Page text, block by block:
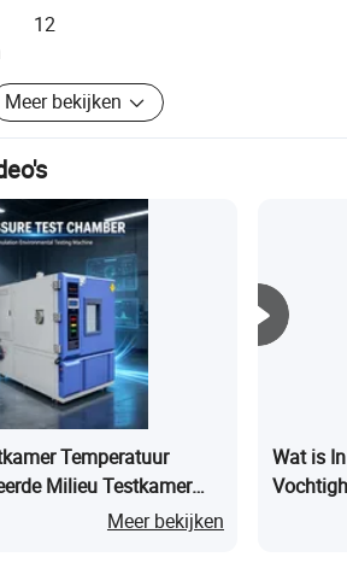
uitstekende service na de verkoop is
nemen aan de internationale markt
op dit gebied.
12
Meer bekijken
Temperatuur
Milieu Testkamer
Meer bekijken
Wat is